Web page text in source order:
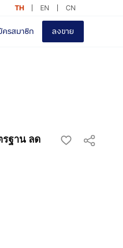
TH EN CN
รสมาชิก ลงขาย
ฐาน ลด